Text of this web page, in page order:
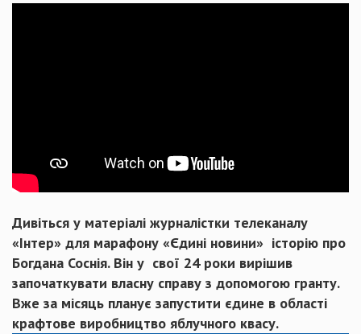
Дивіться у матеріалі журналістки телеканалу
«Інтер» для марафону «Єдині новини» історію про
Богдана Соснія. Він у свої 24 роки вирішив
започаткувати власну справу з допомогою гранту.
Вже за місяць планує запустити єдине в області
крафтове виробництво яблучного квасу.